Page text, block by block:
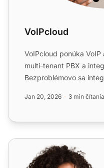
VoIPcloud
VoIPcloud ponúka
multi-tenant PBX a
Bezproblémovo sa
Jan 20, 2026 3 min čítania
ComTalk